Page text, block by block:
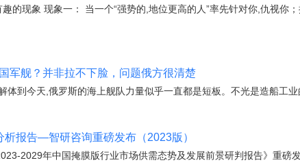
的现象 现象一： 当一个“强势的,地位更高的人”率先针对你,仇视你
军舰？并非拉不下脸，问题俄方很清楚
体到今天,俄罗斯的海上舰队力量似乎一直都是短板。不光是造船工
报告—智研咨询重磅发布（2023版）
2029年中国掩膜版行业市场供需态势及发展前景研判报告》重磅